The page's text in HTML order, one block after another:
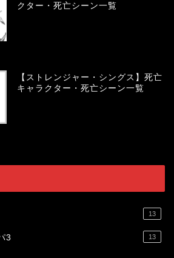
クター・死亡シーン一覧
【ストレンジャー・シングス】死亡
キャラクター・死亡シーン一覧
13
3 13